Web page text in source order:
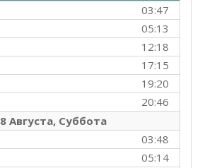
03:47
05:13
12:18
17:15
19:20
20:46
8 Августа, Суббота
03:48
05:14